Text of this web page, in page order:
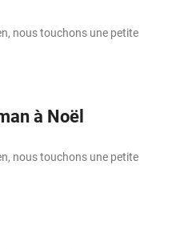
nous touchons une petite
à Noël
nous touchons une petite